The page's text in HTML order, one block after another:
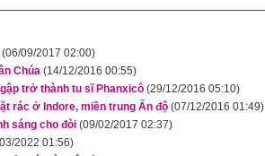
(06/09/2017 02:00)
Chúa (14/12/2016 00:55)
trở thành tu sĩ Phanxicô (29/12/2016 05:10)
rác ở Indore, miền trung Ấn độ (07/12/2016 01:49)
sáng cho đòi (09/02/2017 02:37)
2022 01:56)